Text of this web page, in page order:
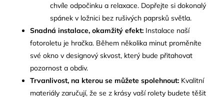
chvíle odpočinku a relaxace. Dopřejte si dokonalý
spánek v ložnici bez rušivých paprsků světla.
Snadná instalace, okamžitý efekt: Instalace naší
fotoroletu je hračka. Během několika minut proměníte
své okno v designový skvost, který bude přitahovat
pozornost a obdiv.
Trvanlivost, na kterou se můžete spolehnout: Kvalitní
materiály zaručují, že se z krásy vaší rolety budete těšit